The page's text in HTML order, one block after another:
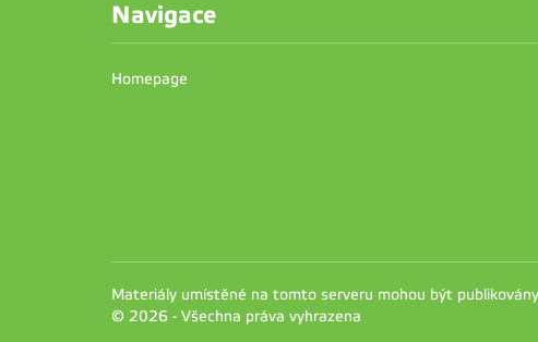
Navigace
Homepage
Materiály umístěné na tomto serveru mohou být
© 2026 - Všechna práva vyhrazena